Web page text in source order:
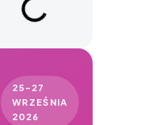
25–27
WRZEŚNIA
2026